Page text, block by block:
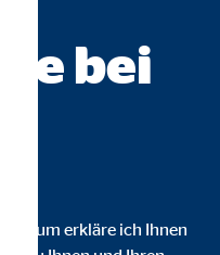
bei
Darum erkläre ich Ihnen